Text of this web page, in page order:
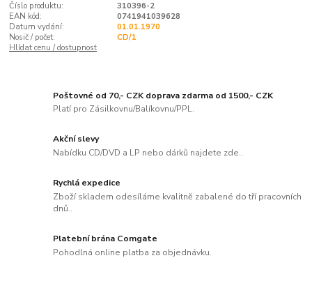
Číslo produktu:
310396-2
EAN kód:
0741941039628
Datum vydání:
01.01.1970
Nosič / počet:
CD/1
Hlídat cenu / dostupnost
Poštovné od 70,- CZK doprava zdarma od 1500,- CZK
Platí pro Zásilkovnu/Balíkovnu/PPL.
Akční slevy
Nabídku CD/DVD a LP nebo dárků najdete zde..
Rychlá expedice
Zboží skladem odesíláme kvalitně zabalené do tří pracovních
dnů..
Platební brána Comgate
Pohodlná online platba za objednávku.